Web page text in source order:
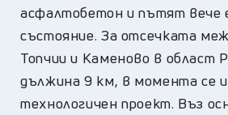
асфалтобетон и пътят вече
състояние. За отсечката
Топчии и Каменово в област
дължина 9 км, в момента се
технологичен проект. Въз